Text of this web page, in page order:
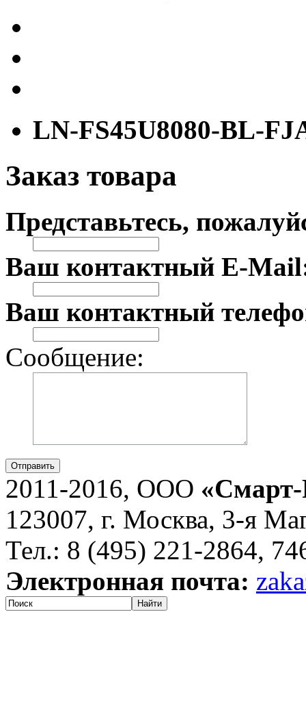
LN-FS45U8080-BL-
Заказ товара
Представьтесь,
Ваш контактный E-
Ваш контактный
Сообщение:
Отправить
2011-2016, ООО
123007, г. Москва, 3-я
Тел.: 8 (495) 221-2864,
Электронная почта:
Найти